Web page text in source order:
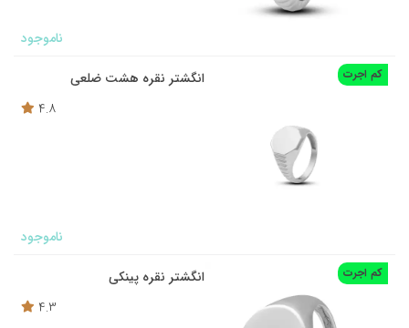
ناموجود
کم اجرت
انگشتر نقره هشت ضلعی
4.8
ناموجود
کم اجرت
انگشتر نقره پینکی
4.3